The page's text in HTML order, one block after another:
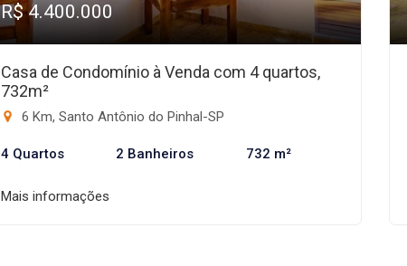
R$ 4.400.000
Casa de Condomínio à Venda com 4 quartos,
732m²
6 Km, Santo Antônio do Pinhal-SP
4 Quartos 2 Banheiros 732 m²
Mais informações